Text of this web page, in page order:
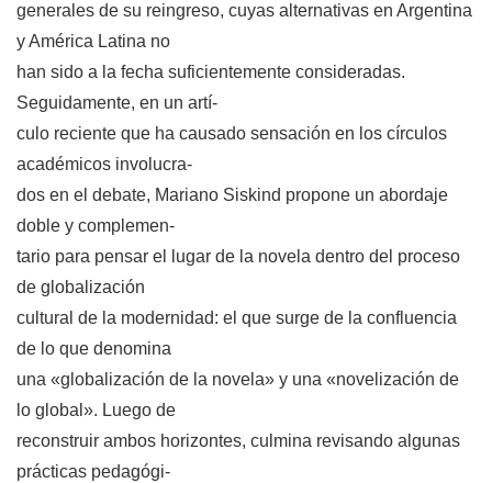
generales de su reingreso, cuyas alternativas en Argentina
y América Latina no
han sido a la fecha suficientemente consideradas.
Seguidamente, en un artí-
culo reciente que ha causado sensación en los círculos
académicos involucra-
dos en el debate, Mariano Siskind propone un abordaje
doble y complemen-
tario para pensar el lugar de la novela dentro del proceso
de globalización
cultural de la modernidad: el que surge de la confluencia
de lo que denomina
una «globalización de la novela» y una «novelización de
lo global». Luego de
reconstruir ambos horizontes, culmina revisando algunas
prácticas pedagógi-